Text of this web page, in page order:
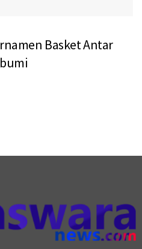
Basket Antar